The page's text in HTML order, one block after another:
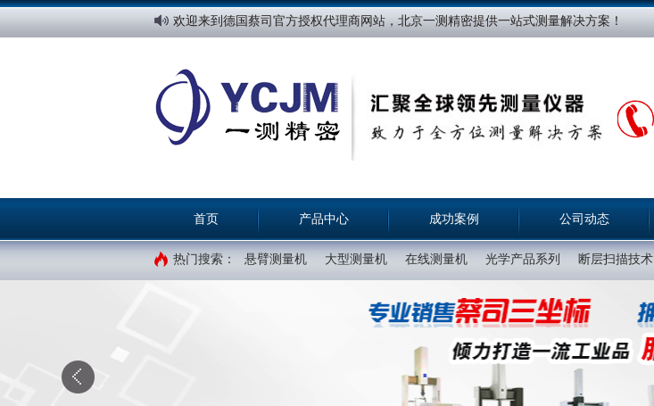
欢迎来到德国蔡司官方授权代理商网站，北京一测精密提供一站式测量解决方案！
首页 产品中心 成功案例 公司动态
热门搜索： 悬臂测量机 大型测量机 在线测量机 光学产品系列 断层扫描技术